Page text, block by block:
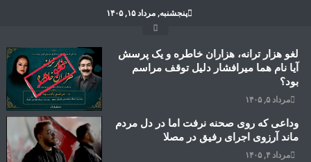
پنجشنبه, مرداد ۱۵, ۱۴۰۵
لغو هزار ترانه، هزاران خاطره و یک پرسش
آیا نام هما میرافشار دلیل توقف مراسم
بود؟
مرداد ۵, ۱۴۰۵
وداعی که روی صحنه نرفت اما در دل مردم
ماند آرزوی اجرای رفیق در مصلا
مرداد ۴, ۱۴۰۵